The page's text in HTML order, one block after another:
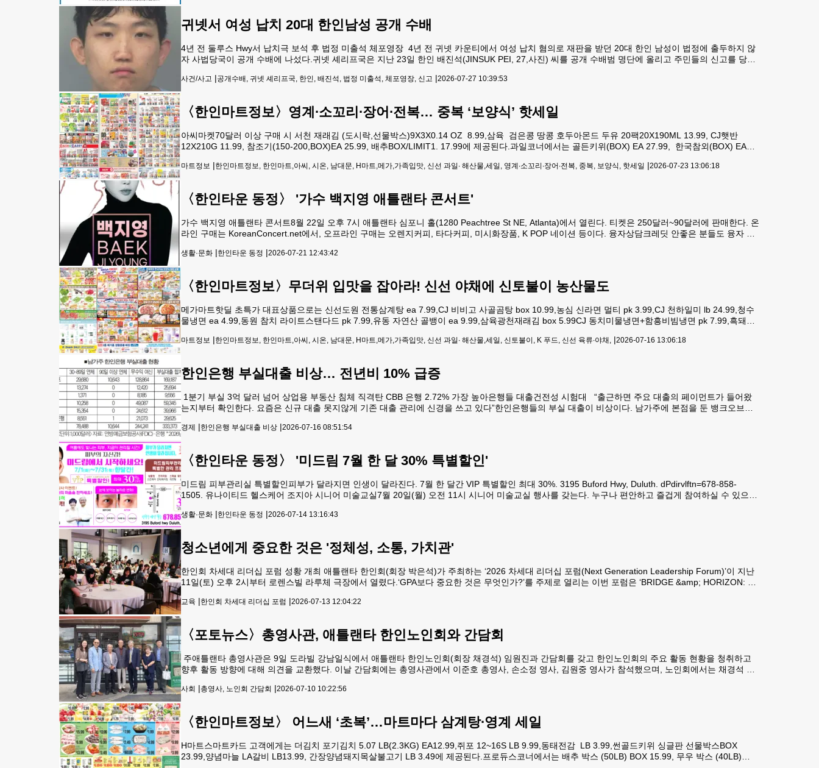
귀넷서 여성 납치 20대 한인남성 공개 수배
4년 전 둘루스 Hwy서 납치극 보석 후 법정 미출석 체포영장 4년 전 귀넷 카운티에서 여성 납치 혐의로 재판을 받던 20대 한인 남성이 법정에 출두하지 않
자 사법당국이 공개 수배에 나섰다.귀넷 셰리프국은 지난 23일 한인 배진석(JINSUK PEI, 27,사진) 씨를 공개 수배범 명단에 올리고 주민들의 신고를 당부
됐다.당시 도주 과정에서 배 씨는 경찰차를 들이받고 숲으로
사건/사고 |공개수배, 귀넷 셰리프국, 한인, 배진석, 법정 미출석, 체포영장, 신고 |2026-07-27 10:39:53
〈한인마트정보〉영계∙소꼬리∙장어∙전복… 중복 ‘보양식’ 핫세일
아씨마켓70달러 이상 구매 시 서천 재래김 (도시락,선물박스)9X3X0.14 OZ 8.99,삼육 검은콩 땅콩 호두아몬드 두유 20팩20X190ML 13.99, CJ햇반
12X210G 11.99, 참조기(150-200,BOX)EA 25.99, 배추BOX/LIMIT1. 17.99에 제공된다.과일코너에서는 골든키위(BOX) EA 27.99, 한국참외(BOX) EA
마트정보 |한인마트정보, 한인마트,아씨, 시온, 남대문, H마트,메가,가족입맛, 신선 과일∙ 해산물,세일, 영계∙소꼬리∙장어∙전복, 중복, 보양식, 핫세일 |2026-07-23 13:06:18
〈한인타운 동정〉 '가수 백지영 애틀랜타 콘서트'
가수 백지영 애틀랜타 콘서트8월 22일 오후 7시 애틀랜타 심포니 홀(1280 Peachtree St NE, Atlanta)에서 열린다. 티켓은 250달러~90달러에 판매한다. 온
라인 구매는 KoreanConcert.net에서, 오프라인 구매는 오렌지커피, 타다커피, 미시화장품, K POP 네이션 등이다. 융자상담크레딧 안좋은 분들도 융자 가
7월 한 달간 VI
생활·문화 |한인타운 동정 |2026-07-21 12:43:42
〈한인마트정보〉무더위 입맛을 잡아라! 신선 야채에 신토불이 농산물도
메가마트핫딜 초특가 대표상품으로는 신선도원 전통삼계탕 ea 7.99,CJ 비비고 사골곰탕 box 10.99,농심 신라면 멀티 pk 3.99,CJ 천하일미 lb 24.99,청수
물냉면 ea 4.99,동원 참치 라이트스탠다드 pk 7.99,유동 자연산 골뱅이 ea 9.99,삼육광천재래김 box 5.99CJ 동치미물냉면+함흥비빔냉면 pk 7.99,흑돼지
14.99,샤인
마트정보 |한인마트정보, 한인마트,아씨, 시온, 남대문, H마트,메가,가족입맛, 신선 과일∙ 해산물,세일, 신토불이, K 푸드, 신선 육류∙야채, |2026-07-16 13:06:18
한인은행 부실대출 비상… 전년비 10% 급증
1분기 부실 3억 달러 넘어 상업용 부동산 침체 직격탄 CBB 은행 2.72% 가장 높아은행들 대출건전성 시험대 “출근하면 주요 대출의 페이먼트가 들어왔
는지부터 확인한다. 요즘은 신규 대출 못지않게 기존 대출 관리에 신경을 쓰고 있다”한인은행들의 부실 대출이 비상이다. 남가주에 본점을 둔 뱅크오브호
10.4% 증가한 수치다.감독국인 연방예금보험공사
경제 |한인은행 부실대출 비상 |2026-07-16 08:51:54
〈한인타운 동정〉 '미드림 7월 한 달 30% 특별할인'
미드림 피부관리실 특별할인피부가 달라지면 인생이 달라진다. 7월 한 달간 VIP 특별할인 최대 30%. 3195 Buford Hwy, Duluth. dPdirvlftn=678-858-
1505. 유나이티드 헬스케어 조지아 시니어 미술교실7월 20일(월) 오전 11시 시니어 미술교실 행사를 갖는다. 누구나 편안하고 즐겁게 참여하실 수 있으며
면, BBQ 메뉴 세
생활·문화 |한인타운 동정 |2026-07-14 13:16:43
청소년에게 중요한 것은 '정체성, 소통, 가치관'
한인회 차세대 리더십 포럼 성황 개최 애틀랜타 한인회(회장 박은석)가 주최하는 ‘2026 차세대 리더십 포럼(Next Generation Leadership Forum)’이 지난
11일(토) 오후 2시부터 로렌스빌 라루체 극장에서 열렸다.‘GPA보다 중요한 것은 무엇인가?’를 주제로 열리는 이번 포럼은 ‘BRIDGE &amp; HORIZON: 정
로를 이해하는 소통을 통해 미래의
교육 |한인회 차세대 리더십 포럼 |2026-07-13 12:04:22
〈포토뉴스〉총영사관, 애틀랜타 한인노인회와 간담회
주애틀랜타 총영사관은 9일 도라빌 강남일식에서 애틀랜타 한인노인회(회장 채경석) 임원진과 간담회를 갖고 한인노인회의 주요 활동 현황을 청취하고
향후 활동 방향에 대해 의견을 교환했다. 이날 간담회에는 총영사관에서 이준호 총영사, 손소정 영사, 김원중 영사가 참석했으며, 노인회에서는 채경석 회
사회 |총영사, 노인회 간담회 |2026-07-10 10:22:56
〈한인마트정보〉 어느새 ‘초복’…마트마다 삼계탕∙영계 세일
H마트스마트카드 고객에게는 더김치 포기김치 5.07 LB(2.3KG) EA12.99,쥐포 12~16S LB 9.99,동태전감 LB 3.99,썬골드키위 싱글판 선물박스BOX
23.99,양념마늘 LA갈비 LB13.99, 간장양념돼지목살불고기 LB 3.49에 제공된다.프로듀스코너에서는 배추 박스 (50LB) BOX 15.99, 무우 박스 (40LB)